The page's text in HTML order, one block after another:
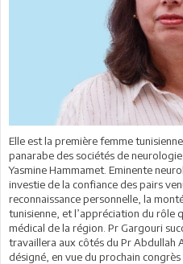
Elle est la première femme
panarabe des sociétés de
Yasmine Hammamet. Eminente
investie de la confiance des pairs
reconnaissance personnelle, la
tunisienne, et l’appréciation du rôle
médical de la région. Pr Gargouri
travaillera aux côtés du Pr Abdullah
désigné, en vue du prochain congrès